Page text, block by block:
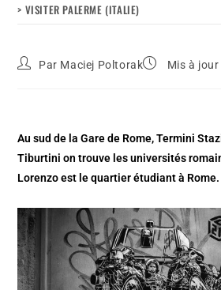
> VISITER PALERME (ITALIE)
Par Maciej Poltorak Mis à
Au sud de la Gare de Rome, Termini
Tiburtini on trouve les universités
Lorenzo est le quartier étudiant à Rome.